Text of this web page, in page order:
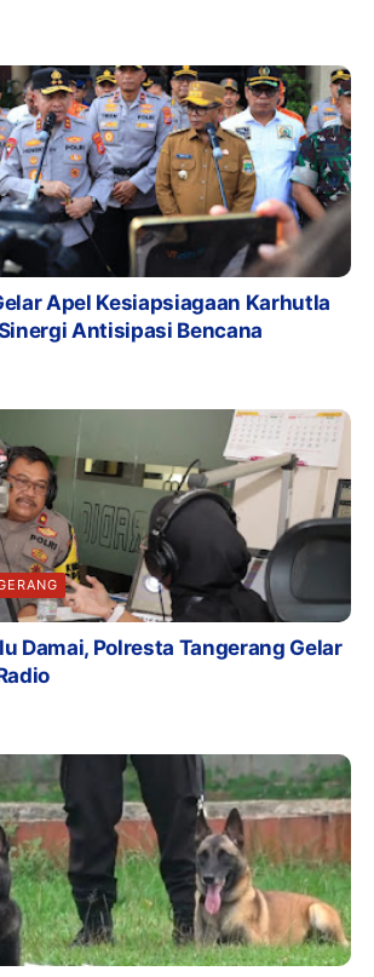
Apel Kesiapsiagaan Karhutla
Antisipasi Bencana
Damai, Polresta Tangerang Gelar